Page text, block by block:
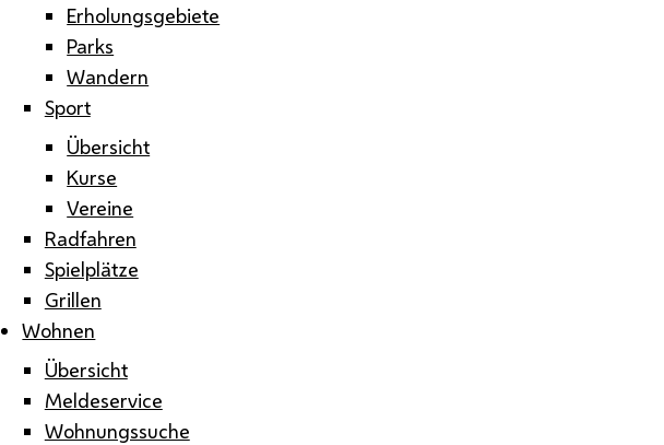
Erholungsgebiete
Parks
Wandern
Sport
Übersicht
Kurse
Vereine
Radfahren
Spielplätze
Grillen
Wohnen
Übersicht
Meldeservice
Wohnungssuche